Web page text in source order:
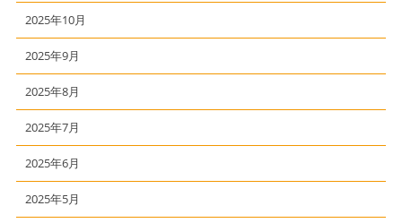
2025年10月
2025年9月
2025年8月
2025年7月
2025年6月
2025年5月